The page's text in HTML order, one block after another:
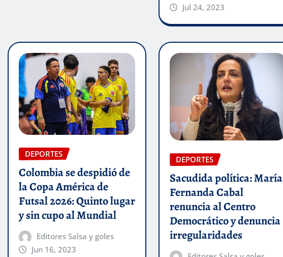
Jul 24, 2023
DEPORTES
Colombia se despidió de
la Copa América de
Futsal 2026: Quinto lugar
y sin cupo al Mundial
Editores Salsa y goles
Jun 16, 2023
DEPORTES
Sacudida política: María
Fernanda Cabal
renuncia al Centro
Democrático y denuncia
irregularidades